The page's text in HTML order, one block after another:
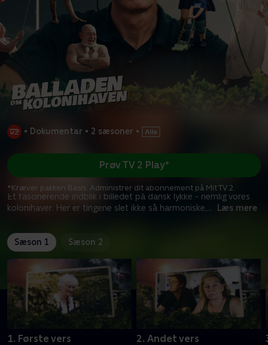
• Dokumentar • 2 sæsoner •
Et fascinerende indblik i billedet på dansk lykke - nemlig vores
kolonihaver. Her er tingene slet ikke så harmoniske,... Læs mere
Prøv TV 2 Play*
*Kræver pakken Basis. Administrer dit abonnement på Mit TV 2.
Sæson 1 Sæson 2
1. Første vers 2. Andet vers